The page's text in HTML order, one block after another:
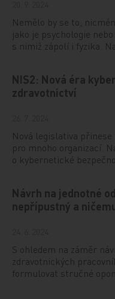
Nemělo by se to,
jako je psychologie
s nimiž zápolí i fyzika.
NIS2: Nová éra
zdravotnictví
Nová legislativa
pro mnoho organizací.
o kybernetické
Návrh na jednotné
nepřípustný a
S ohledem na záměr
zdravotnických
formulovat stručné